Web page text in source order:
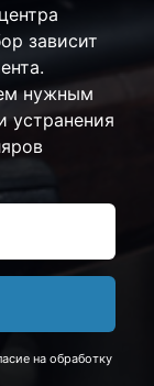
зависит
нужным
устранения
на обработку